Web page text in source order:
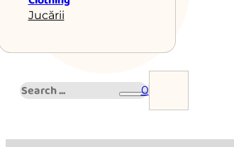
Jucării
Search 0